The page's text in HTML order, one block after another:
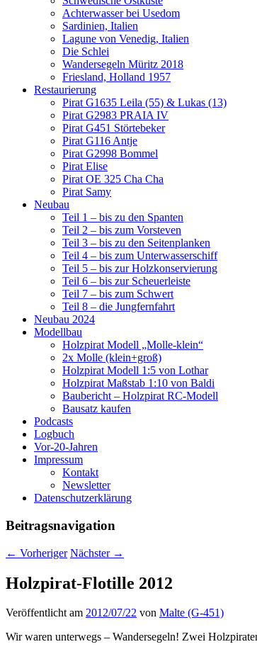
Achterwasser bei Usedom
Sardinien, Italien
Lagune von Venedig, Italien
Die Schlei
Wandersegeln Müritz 2018
Friesland, Holland 1957
Restaurierung
Pirat G1635 Leila (55) & Lukas (13)
Pirat G2983 PRAIA IV
Pirat G451 Störtebeker
Pirat G116 Antje
Pirat G2998 Bommel
Pirat Elise
Pirat OE 325 Cha Cha
Pirat Samy
Neubau
Teil 1 – bis zu den Spanten
Teil 2 – bis zum Vorsteven
Teil 3 – bis zu den Seitenplanken
Teil 4 – bis zum Unterwasserschiff
Teil 5 – bis zur Holzkonservierung
Teil 6 – bis zur Scheuerleiste
Teil 7 – bis zum Schwert
Teil 8 – die Jungfernfahrt
Neubau 2024
Modellbau
Holzpirat Modell „Molle-klein“
2x Molle (klein+groß)
Holzpirat Modell 1:5 von Lothar
Holzpirat Maßstab 1:10 von Baldi
Baubericht – Holzpirat RC-Modell
Bausatz kaufen
Podcasts
Logbuch
Vor-20-Jahren
Impressum
Kontakt
Newsletter
Datenschutzerklärung
Beitragsnavigation
← Vorheriger Nächster →
Holzpirat-Flotille 2012
Veröffentlicht am 2012/07/22 von Malte (G-451)
Wir waren unterwegs – Wandersegeln! Zwei